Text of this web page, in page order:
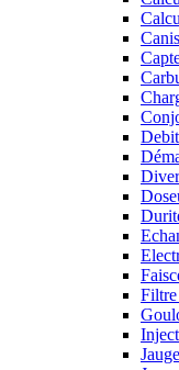
Filtre